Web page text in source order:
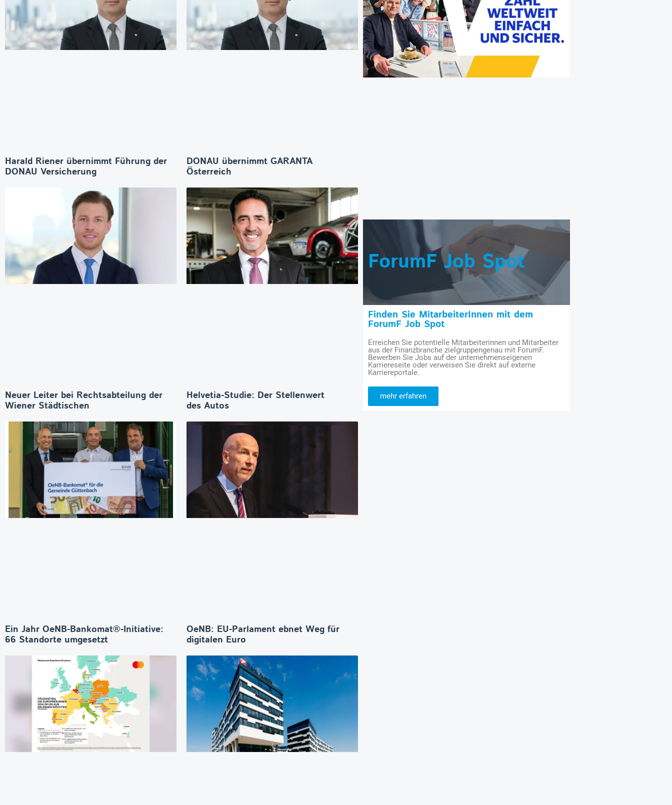
Harald Riener übernimmt Führung der
DONAU Versicherung
DONAU übernimmt GARANTA
Österreich
Neuer Leiter bei Rechtsabteilung der
Wiener Städtischen
Helvetia-Studie: Der Stellenwert
des Autos
Ein Jahr OeNB-Bankomat®-Initiative:
66 Standorte umgesetzt
OeNB: EU-Parlament ebnet Weg für
digitalen Euro
ForumF Job Spot
Finden Sie MitarbeiterInnen mit dem
ForumF Job Spot
Erreichen Sie potentielle Mitarbeiterinnen und Mitarbeiter
aus der Finanzbranche zielgruppengenau mit ForumF.
Bewerben Sie Jobs auf der unternehmenseigenen
Karriereseite oder verweisen Sie direkt auf externe
Karriereportale.
mehr erfahren